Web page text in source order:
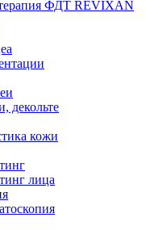
ФДТ REVIXAN
декольте
кожи
лица